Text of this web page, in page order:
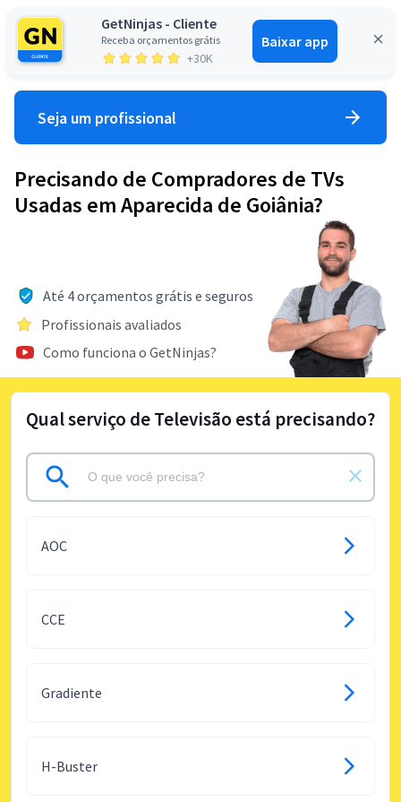
GetNinjas - Cliente
Receba orçamentos grátis
+30K
Baixar app
Entrar
Seja um profissional
Precisando de Compradores de TVs
Usadas em Aparecida de Goiânia?
Até 4 orçamentos grátis e seguros
Profissionais avaliados
Como funciona o GetNinjas?
Qual serviço de Televisão está precisando?
AOC
CCE
Gradiente
H-Buster